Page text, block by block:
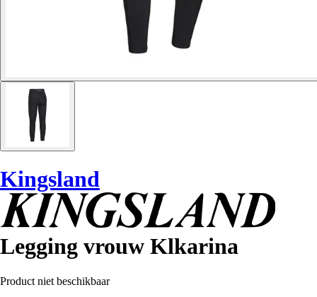
Kingsland
Legging vrouw Klkarina
Product niet beschikbaar